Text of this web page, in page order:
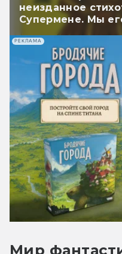
неизданное
Супермене. Мы
РЕКЛАМА
Мир